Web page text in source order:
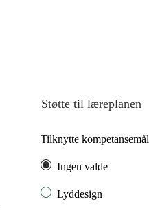
Støtte til læreplanen
Tilknytte kompetansemål
Ingen valde
Lyddesign